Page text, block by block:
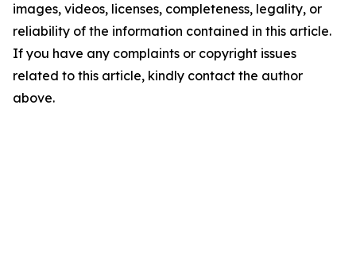
images, videos, licenses, completeness, legality, or
reliability of the information contained in this article.
If you have any complaints or copyright issues
related to this article, kindly contact the author
above.